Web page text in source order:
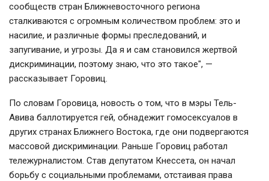
сообществ стран Ближневосточного региона
сталкиваются с огромным количеством проблем: это и
насилие, и различные формы преследований, и
запугивание, и угрозы. Да я и сам становился жертвой
дискриминации, поэтому знаю, что это такое", —
рассказывает Горовиц.
По словам Горовица, новость о том, что в мэры Тель-
Авива баллотируется гей, обнадежит гомосексуалов в
других странах Ближнего Востока, где они подвергаются
массовой дискриминации. Раньше Горовиц работал
тележурналистом. Став депутатом Кнессета, он начал
борьбу с социальными проблемами, отстаивая права